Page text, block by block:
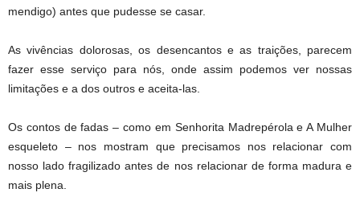
mendigo) antes que pudesse se casar.
As vivências dolorosas, os desencantos e as traições, parecem
fazer esse serviço para nós, onde assim podemos ver nossas
limitações e a dos outros e aceita-las.
Os contos de fadas – como em Senhorita Madrepérola e A Mulher
esqueleto – nos mostram que precisamos nos relacionar com
nosso lado fragilizado antes de nos relacionar de forma madura e
mais plena.